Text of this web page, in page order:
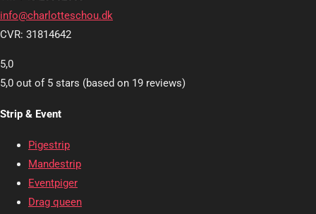
info@charlotteschou.dk
CVR: 31814642
5,0
5,0 out of 5 stars (based on 19 reviews)
Strip & Event
Pigestrip
Mandestrip
Eventpiger
Drag queen